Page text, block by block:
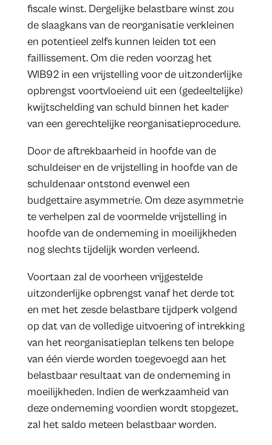
fiscale winst. Dergelijke belastbare winst zou
de slaagkans van de reorganisatie verkleinen
en potentieel zelfs kunnen leiden tot een
faillissement. Om die reden voorzag het
WIB92 in een vrijstelling voor de uitzonderlijke
opbrengst voortvloeiend uit een (gedeeltelijke)
kwijtschelding van schuld binnen het kader
van een gerechtelijke reorganisatieprocedure.
Door de aftrekbaarheid in hoofde van de
schuldeiser en de vrijstelling in hoofde van de
schuldenaar ontstond evenwel een
budgettaire asymmetrie. Om deze asymmetrie
te verhelpen zal de voormelde vrijstelling in
hoofde van de onderneming in moeilijkheden
nog slechts tijdelijk worden verleend.
Voortaan zal de voorheen vrijgestelde
uitzonderlijke opbrengst vanaf het derde tot
en met het zesde belastbare tijdperk volgend
op dat van de volledige uitvoering of intrekking
van het reorganisatieplan telkens ten belope
van één vierde worden toegevoegd aan het
belastbaar resultaat van de onderneming in
moeilijkheden. Indien de werkzaamheid van
deze onderneming voordien wordt stopgezet,
zal het saldo meteen belastbaar worden.